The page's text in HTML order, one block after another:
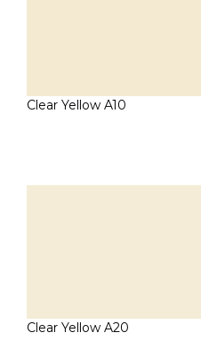
Clear Yellow A10
Clear Yellow A20